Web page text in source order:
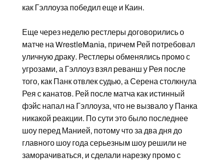
как Гэллоуза победил еще и Каин.
Еще через неделю рестлеры договорились о
матче на WrestleMania, причем Рей потребовал
уличную драку. Рестлеры обменялись промо с
угрозами, а Гэллоуз взял реванш у Рея после
того, как Панк отвлек судью, а Серена столкнула
Рея с канатов. Рей после матча как истинный
фэйс напал на Гэллоуза, что не вызвало у Панка
никакой реакции. По сути это было последнее
шоу перед Манией, потому что за два дня до
главного шоу года серьезным шоу решили не
заморачиваться, и сделали нарезку промо с